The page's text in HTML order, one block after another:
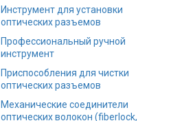
Инструмент для установки
оптических разъемов
Профессиональный ручной
инструмент
Приспособления для чистки
оптических разъемов
Механические соединители
оптических волокон (fiberlock,